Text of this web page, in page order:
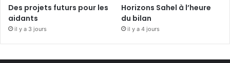
Des projets futurs pour les
aidants
il y a 3 jours
Horizons Sahel à l’heure
du bilan
il y a 4 jours